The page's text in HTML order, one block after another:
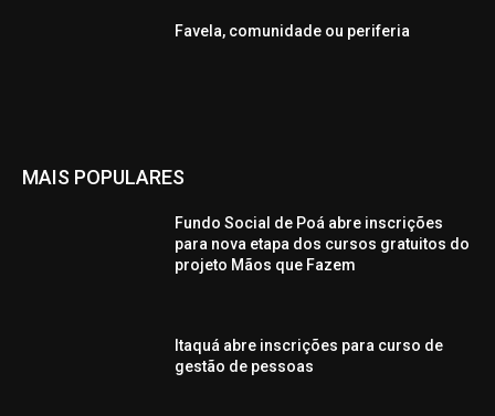
Favela, comunidade ou periferia
MAIS POPULARES
Fundo Social de Poá abre inscrições
para nova etapa dos cursos gratuitos do
projeto Mãos que Fazem
Itaquá abre inscrições para curso de
gestão de pessoas